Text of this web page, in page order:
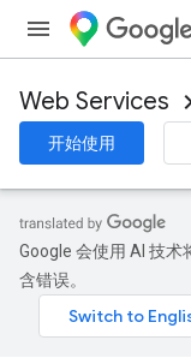
Web Services
开始使用
Google 会使用 AI 技
含错误。